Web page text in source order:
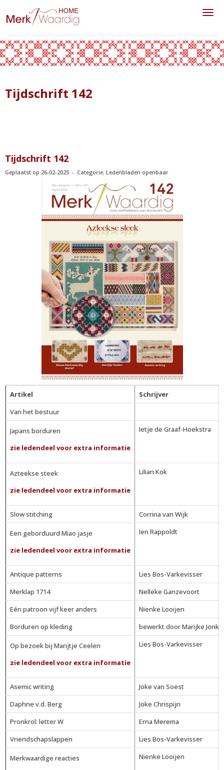
Tijdschrift 142
Tijdschrift 142
Geplaatst op 26-02-2025 - Categorie: Ledenbladen openbaar
Artikel
Schrijver
Van het bestuur
Japans borduren
zie ledendeel voor extra informatie
Ietje de Graaf-Hoekstra
Azteekse steek
zie ledendeel voor extra informatie
Lilian Kok
Slow stitching Corrina van Wijk
Een geborduurd Miao jasje
zie ledendeel voor extra informatie
Ien Rappoldt
Antique patterns
Lies Bos-Varkevisser
Merklap 1714
Nelleke Ganzevoort
Eén patroon vijf keer anders
Nienke Looijen
Borduren op kleding
bewerkt door Marijke
Op bezoek bij Marijtje Ceelen
zie ledendeel voor extra informatie
Lies Bos-Varkevisser
Asemic writing
Joke van Soest
Daphne v.d. Berg
Joke Chrispijn
Pronkrol: letter W
Erna Merema
Vriendschapslappen
Lies Bos-Varkevisser
Merkwaardige reacties
Nienke Looijen